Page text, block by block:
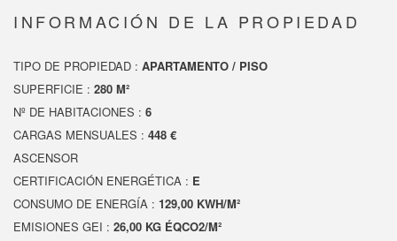
INFORMACIÓN DE LA PROPIEDAD
TIPO DE PROPIEDAD : APARTAMENTO / PISO
SUPERFICIE : 280 M²
Nº DE HABITACIONES : 6
CARGAS MENSUALES : 448 €
ASCENSOR
CERTIFICACIÓN ENERGÉTICA : E
CONSUMO DE ENERGÍA : 129,00 KWH/M²
EMISIONES GEI : 26,00 KG ÉQCO2/M²